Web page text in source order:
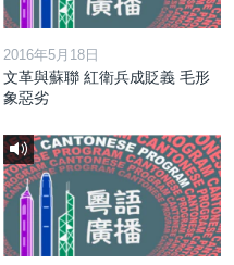
2016年5月18日
文革與蘇聯 紅衛兵成貶義 毛形
象惡劣